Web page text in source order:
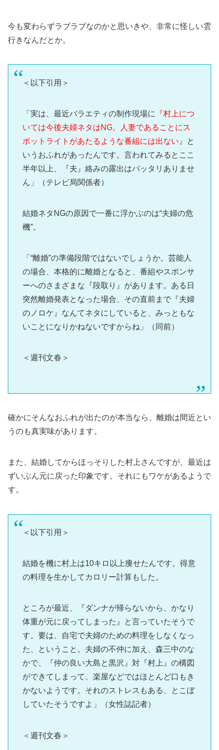
今も変わらずラブラブなのかと思いきや、非常に怪しい雲
行きなんだとか。
＜以下引用＞
「実は、最近バラエティの制作現場に
『村上につ
いては今後夫婦ネタはNG。人妻であることにス
ポットライトがあたるような番組には出ない』
と
いうおふれがあったんです。言われてみるとここ
半年以上、『夫』絡みの露出はパッタリありませ
ん」（テレビ局関係者）
結婚ネタNGの原因で一番に浮かぶのは“夫婦の危
機”。
「“離婚”の準備段階ではないでしょうか。芸能人
の場合、本格的に離婚となると、番組やスポンサ
ーへのさまざまな『段取り』があります。ある日
突然離婚発表となった場合、その直前まで『夫婦
のノロケ』なんてネタにしていると、みっともな
いことになりかねないですからね」（同前）
＜週刊文春＞
確かにそんなおふれが出たのが本当なら、離婚は間近とい
うのも真実味があります。
また、結婚してからほっそりした村上さんですが、最近は
ずいぶん元に戻った印象です。それにもワケがあるようで
す。
＜以下引用＞
結婚を機に村上は10キロ以上痩せたんです。得意
の料理を生かしてカロリー計算もした。
ところが最近、『ダンナが帰らないから、かなり
体重が元に戻ってしまった』と言っていたそうで
す。要は、自宅で夫婦のための料理をしなくなっ
た、ということ。夫婦の不仲に加え、森三中のな
かで、『仲の良い大島と黒沢』対『村上』の構図
ができてしまって、楽屋などではほとんど口もき
かないようです。それのストレスもある、とこぼ
していたそうですよ」（女性誌記者）
＜週刊文春＞